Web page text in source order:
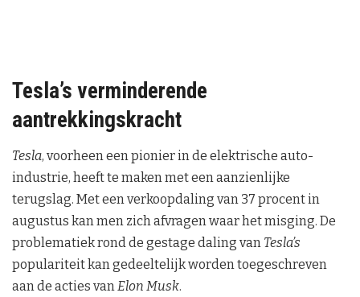
Tesla’s verminderende
aantrekkingskracht
Tesla, voorheen een pionier in de elektrische auto-
industrie, heeft te maken met een aanzienlijke
terugslag. Met een verkoopdaling van 37 procent in
augustus kan men zich afvragen waar het misging. De
problematiek rond de gestage daling van Tesla’s
populariteit kan gedeeltelijk worden toegeschreven
aan de acties vanElon Musk.